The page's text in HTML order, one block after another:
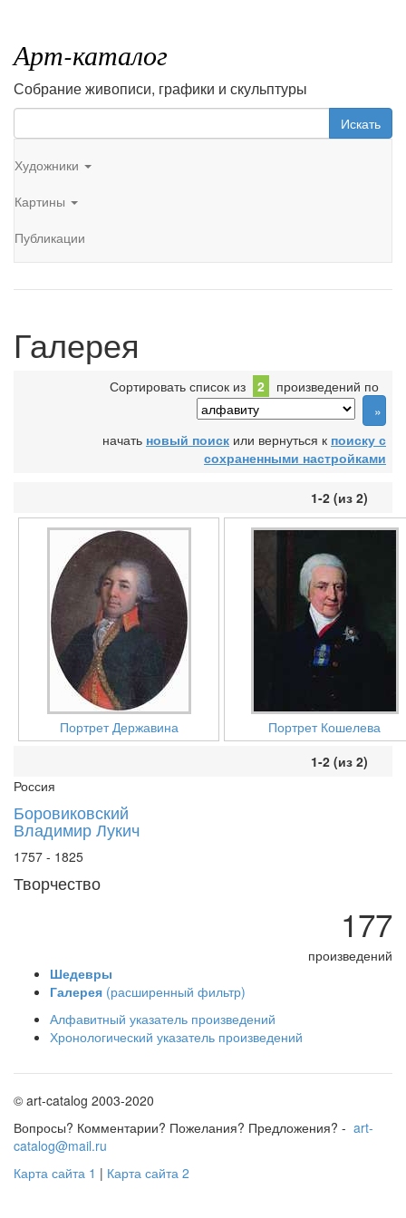
Арт-каталог
Собрание живописи, графики и скульптуры
Искать
Художники
Картины
Публикации
Галерея
Сортировать список из 2 произведений по
начать новый поиск или вернуться к поиску с
сохраненными настройками
1-2 (из 2)
Портрет Державина
Портрет Кошелева
1-2 (из 2)
Россия
Боровиковский
Владимир Лукич
1757 - 1825
Творчество
177
произведений
Шедевры
Галерея (расширенный фильтр)
Алфавитный указатель произведений
Хронологический указатель произведений
© art-catalog 2003-2020
Вопросы? Комментарии? Пожелания? Предложения? - art-
catalog@mail.ru
Карта сайта 1 | Карта сайта 2